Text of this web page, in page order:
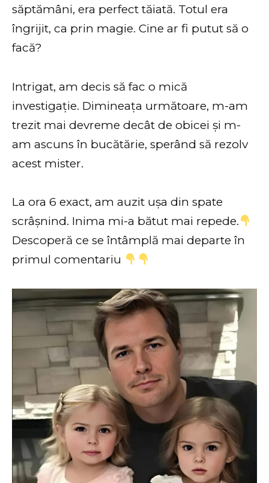
săptămâni, era perfect tăiată. Totul era
îngrijit, ca prin magie. Cine ar fi putut să o
facă?
Intrigat, am decis să fac o mică
investigație. Dimineața următoare, m-am
trezit mai devreme decât de obicei și m-
am ascuns în bucătărie, sperând să rezolv
acest mister.
La ora 6 exact, am auzit ușa din spate
scrâșnind. Inima mi-a bătut mai repede.
Descoperă ce se întâmplă mai departe în
primul comentariu